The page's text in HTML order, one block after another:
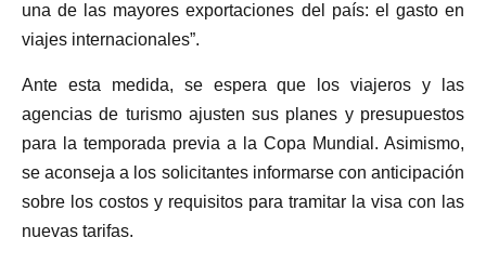
una de las mayores exportaciones del país: el gasto en
viajes internacionales”.
Ante esta medida, se espera que los viajeros y las
agencias de turismo ajusten sus planes y presupuestos
para la temporada previa a la Copa Mundial. Asimismo,
se aconseja a los solicitantes informarse con anticipación
sobre los costos y requisitos para tramitar la visa con las
nuevas tarifas.